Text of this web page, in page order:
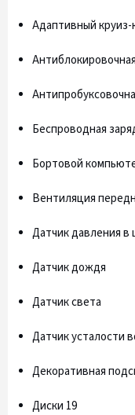
Адаптивный круиз-
Беспроводная
Бортовой
Вентиляция
Датчик давления в
Датчик дождя
Датчик света
Датчик усталости
Декоративная
Диски 19